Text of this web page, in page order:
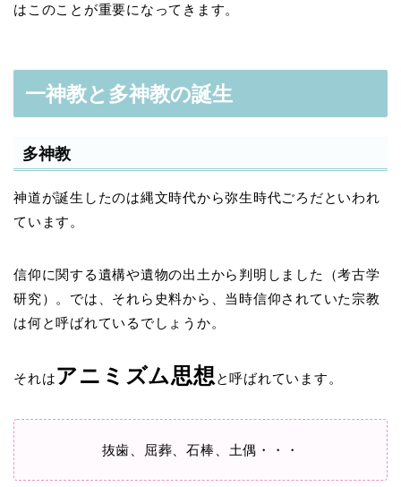
はこのことが重要になってきます。
一神教と多神教の誕生
多神教
神道が誕生したのは縄文時代から弥生時代ごろだといわれ
ています。
信仰に関する遺構や遺物の出土から判明しました（考古学
研究）。では、それら史料から、当時信仰されていた宗教
は何と呼ばれているでしょうか。
それはアニミズム思想と呼ばれています。
抜歯、屈葬、石棒、土偶・・・